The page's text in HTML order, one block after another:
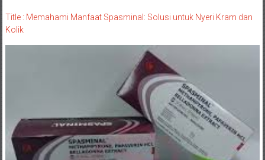
Title : Memahami Manfaat Spasminal: Solusi untuk Nyeri Kram dan
Kolik